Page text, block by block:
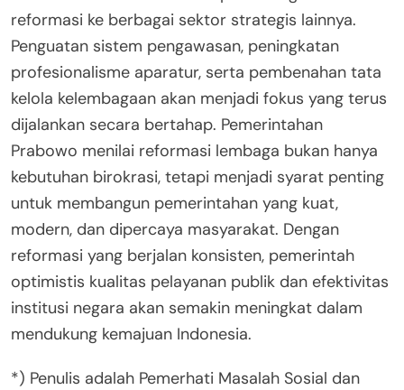
reformasi ke berbagai sektor strategis lainnya.
Penguatan sistem pengawasan, peningkatan
profesionalisme aparatur, serta pembenahan tata
kelola kelembagaan akan menjadi fokus yang terus
dijalankan secara bertahap. Pemerintahan
Prabowo menilai reformasi lembaga bukan hanya
kebutuhan birokrasi, tetapi menjadi syarat penting
untuk membangun pemerintahan yang kuat,
modern, dan dipercaya masyarakat. Dengan
reformasi yang berjalan konsisten, pemerintah
optimistis kualitas pelayanan publik dan efektivitas
institusi negara akan semakin meningkat dalam
mendukung kemajuan Indonesia.
*) Penulis adalah Pemerhati Masalah Sosial dan